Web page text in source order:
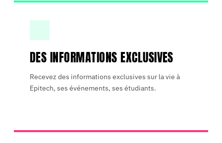
DES INFORMATIONS EXCLUSIVES
Recevez des informations exclusives sur la vie à
Epitech, ses événements, ses étudiants.